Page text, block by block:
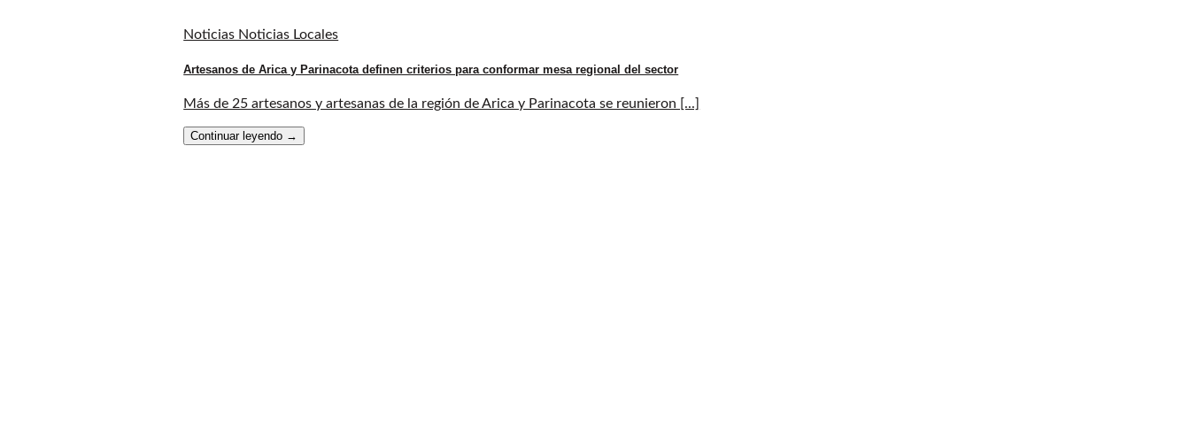
Noticias Noticias Locales
Artesanos de Arica y Parinacota definen criterios para conformar mesa regional del sector
Más de 25 artesanos y artesanas de la región de Arica y Parinacota se reunieron [...]
Continuar leyendo →